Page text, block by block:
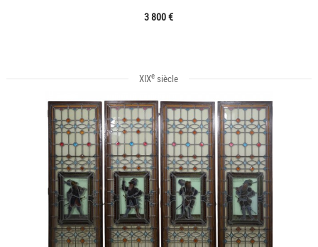
3 800 €
XIXe siècle